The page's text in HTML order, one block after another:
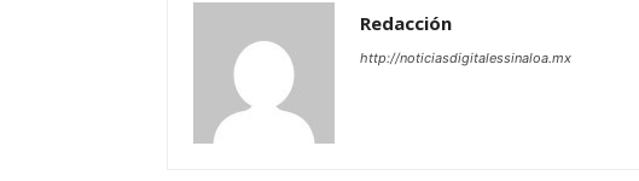
Redacción
http://noticiasdigitalessinaloa.mx